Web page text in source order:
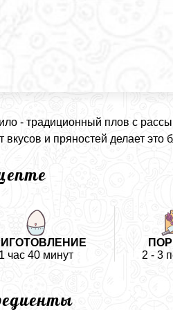
- традиционный плов с
вкусов и пряностей делает
час 40 минут
2 - 3